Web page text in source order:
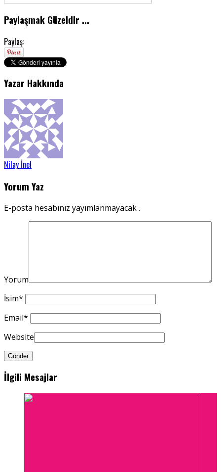
Paylaşmak Güzeldir ...
Paylaş:
Yazar Hakkında
Nilay İnel
Yorum Yaz
E-posta hesabınız yayımlanmayacak .
Yorum
İsim*
Email*
Website
İlgili Mesajlar